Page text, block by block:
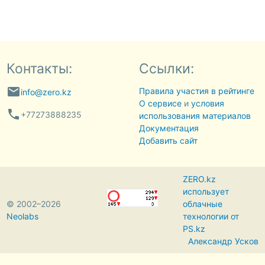
Контакты:
emailinfo@zero.kz
phone +77273888235
Ссылки:
Правила участия в рейтинге
О сервисеи условия
использования материалов
Документация
Добавить сайт
© 2002–2026
Neolabs
ZERO.kz
использует
облачные
технологии от
PS.kz
Александр Усков